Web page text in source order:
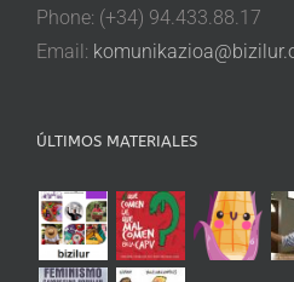
Phone: (+34) 94.433.88.17
Email:
ÚLTIMOS MATERIALES